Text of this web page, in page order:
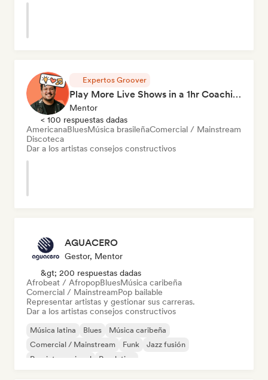
Expertos Groover
Play More Live Shows in a 1hr Coaching Session
Mentor
< 100 respuestas dadas
AmericanaBluesMúsica brasileñaComercial / Mainstream
Discoteca
Dar a los artistas consejos constructivos
AGUACERO
Gestor, Mentor
&gt; 200 respuestas dadas
Afrobeat / AfropopBluesMúsica caribeña
Comercial / MainstreamPop bailable
Representar artistas y gestionar sus carreras.
Dar a los artistas consejos constructivos
Música latina Blues
Música caribeña
Comercial / Mainstream
Funk
Jazz fusión
Pop internacional
Pop latino